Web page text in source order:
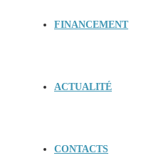
FINANCEMENT
ACTUALITÉ
CONTACTS